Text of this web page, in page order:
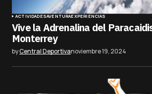
ACTIVIDADESAVENTURAEXPERIENCIAS
Vive la Adrenalina del
Monterrey
byCentral Deportivanoviembre 19, 2024